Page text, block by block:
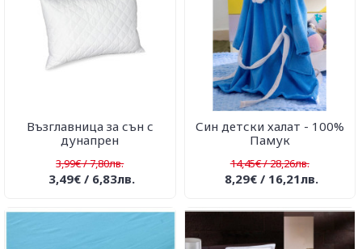
Възглавница за сън с
дунапрен
3,99€ / 7,80лв.
3,49€ / 6,83лв.
Син детски халат - 100%
Памук
14,45€ / 28,26лв.
8,29€ / 16,21лв.